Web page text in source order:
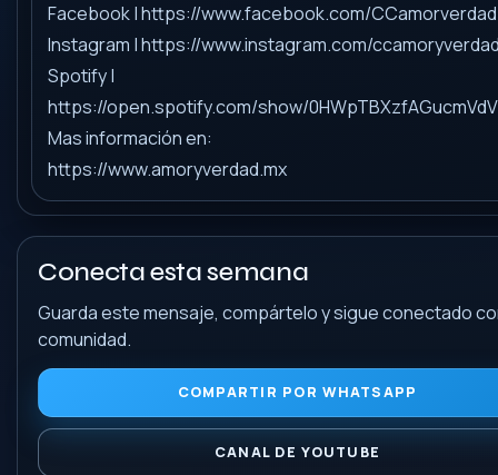
Facebook | https://www.facebook.com/CCamorverdad
Instagram | https://www.instagram.com/
Spotify |
https://open.spotify.com/show/
Mas información en:
https://www.amoryverdad.mx
Conecta esta semana
Guarda este mensaje, compártelo y sigue conectado
comunidad.
COMPARTIR POR WHATSAPP
CANAL DE YOUTUBE